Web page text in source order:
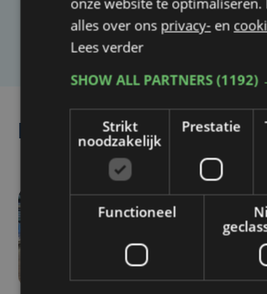
Laat het ons
Lees ook
naar
alles over ons privacy- en
Lees verder
SHOW ALL PARTNERS(1192)
Strikt
noodzakelijk
Prestatie
Functioneel